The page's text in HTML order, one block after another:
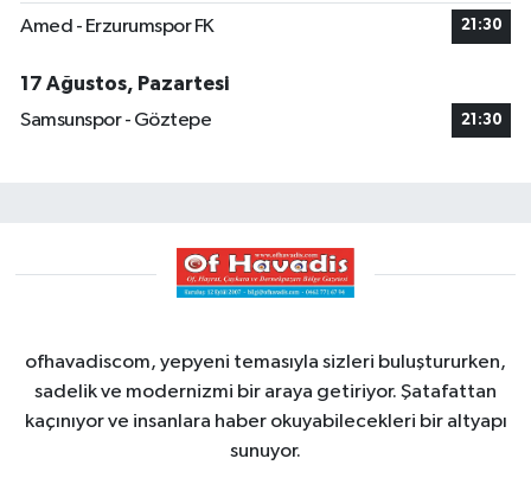
Amed - Erzurumspor FK 21:30
17 Ağustos, Pazartesi
Samsunspor - Göztepe
21:30
ofhavadiscom, yepyeni temasıyla sizleri buluştururken,
sadelik ve modernizmi bir araya getiriyor. Şatafattan
kaçınıyor ve insanlara haber okuyabilecekleri bir altyapı
sunuyor.